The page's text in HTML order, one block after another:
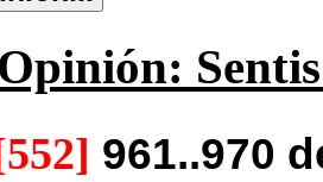
961..970